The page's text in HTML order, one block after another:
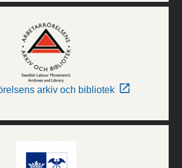
arkiv och bibliotek